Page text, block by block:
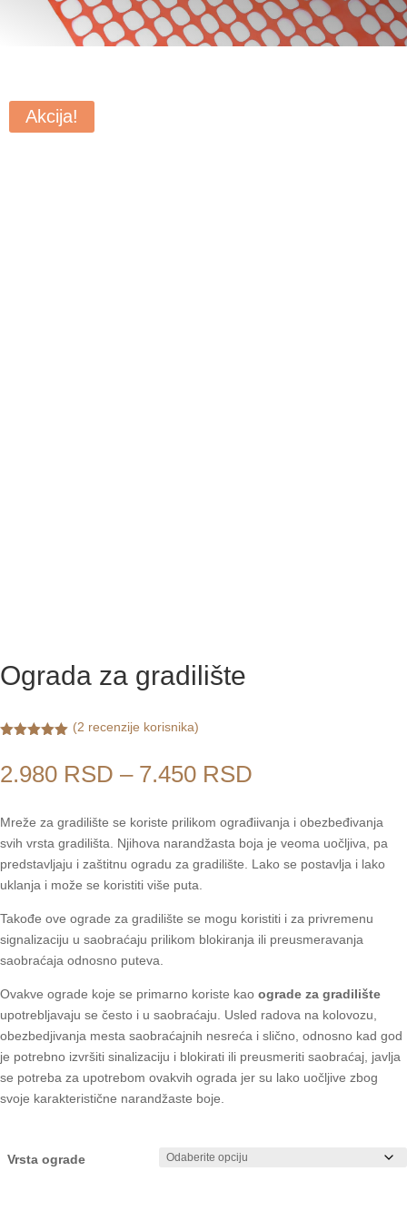
Akcija!
Ograda za gradilište
na osnovu
ocene kupca
(2 recenzije korisnika)
2.980 RSD – 7.450 RSD
od
2.980 RSD
do
7.450 RSD
Mreže za gradilište se koriste prilikom ograđiivanja i obezbeđivanja
svih vrsta gradilišta. Njihova narandžasta boja je veoma uočljiva, pa
predstavljaju i zaštitnu ogradu za gradilište. Lako se postavlja i lako
uklanja i može se koristiti više puta.
Takođe ove ograde za gradilište se mogu koristiti i za privremenu
signalizaciju u saobraćaju prilikom blokiranja ili preusmeravanja
saobraćaja odnosno puteva.
Ovakve ograde koje se primarno koriste kao ograde za gradilište
upotrebljavaju se često i u saobraćaju. Usled radova na kolovozu,
obezbedjivanja mesta saobraćajnih nesreća i slično, odnosno kad god
je potrebno izvršiti sinalizaciju i blokirati ili preusmeriti saobraćaj, javlja
se potreba za upotrebom ovakvih ograda jer su lako uočljive zbog
svoje karakteristične narandžaste boje.
Vrsta ograde